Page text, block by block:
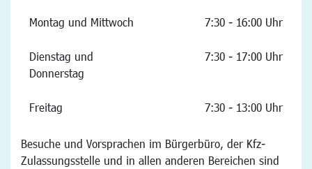
Montag und Mittwoch 7:30 - 16:00 Uhr
Dienstag und
Donnerstag
7:30 - 17:00 Uhr
Freitag 7:30 - 13:00 Uhr
Besuche und Vorsprachen im Bürgerbüro, der Kfz-
Zulassungsstelle und in allen anderen Bereichen sind